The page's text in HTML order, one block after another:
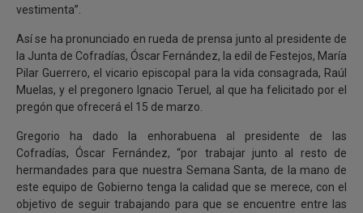
vestimenta”.
Así se ha pronunciado en rueda de prensa junto al presidente de
la Junta de Cofradías, Óscar Fernández, la edil de Festejos, María
Pilar Guerrero, el vicario episcopal para la vida consagrada, Raúl
Muelas, y el pregonero Ignacio Teruel, al que ha felicitado por el
pregón que ofrecerá el 15 de marzo.
Gregorio ha dado la enhorabuena al presidente de las
Cofradías, Óscar Fernández, “por trabajar junto al resto de
hermandades para que nuestra Semana Santa, de la mano de
este equipo de Gobierno tenga la calidad que se merece, con el
objetivo de seguir trabajando para que se encuentre entre las